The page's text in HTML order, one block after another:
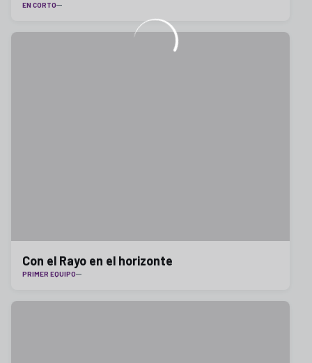
EN CORTO
Con el Rayo en el horizonte
PRIMER EQUIPO